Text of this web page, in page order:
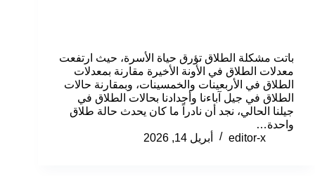
باتت مشكلة الطلاق تؤرق حياة الأسرة، حيث ارتفعت
معدلات الطلاق في الأونة الأخيرة مقارنة بمعدلات
الطلاق في الأربعينات والخمسينات، وبمقارنة حالات
الطلاق في جيل آباءنا وأجدادنا بحالات الطلاق في
جيلنا الحالي، نجد أن نادراً ما كان يحدث حالة طلاق
واحدة…
editor-x
أبريل 14, 2026